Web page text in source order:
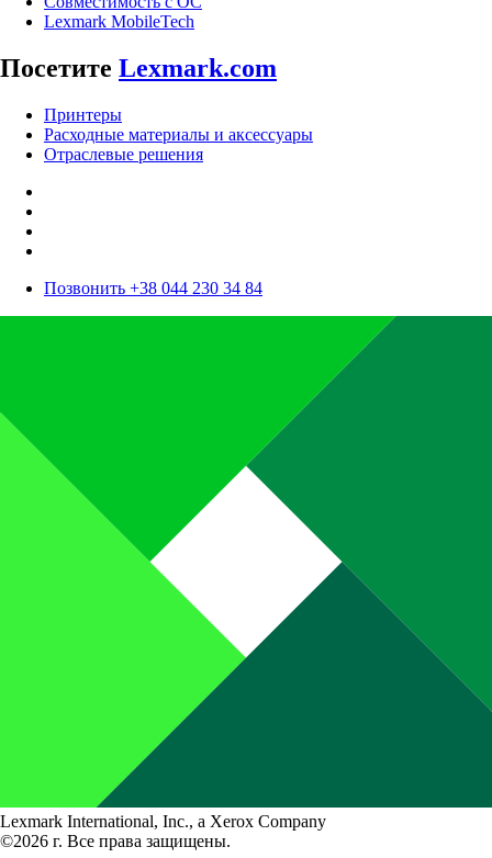
Lexmark MobileTech
Посетите Lexmark.com
Принтеры
Расходные материалы и аксессуары
Отраслевые решения
Позвонить +38 044 230 34 84
Lexmark International, Inc., a Xerox Company
©2026 г. Все права защищены.